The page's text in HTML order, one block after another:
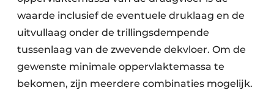
waarde inclusief de eventuele druklaag en de
uitvullaag onder de trillingsdempende
tussenlaag van de zwevende dekvloer. Om de
gewenste minimale oppervlaktemassa te
bekomen, zijn meerdere combinaties mogelijk.